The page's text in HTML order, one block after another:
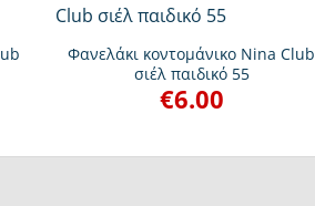
+
Φανελάκι κοντομάνικο Nina Club
σιέλ παιδικό 55
€6.00